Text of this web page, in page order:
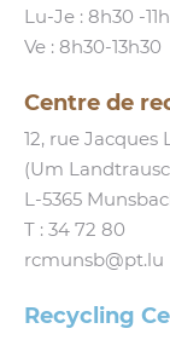
Lu-Je : 8h30
Ve : 8h30-13h30
Centre de
12, rue Jacques
(Um
L‑5365
T : 34 72 80
rcmunsb@​pt.​lu
Recycling